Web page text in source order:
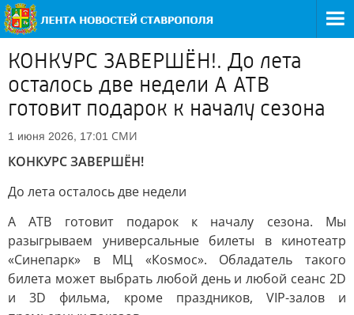
КОНКУРС ЗАВЕРШЁН!. До лета
осталось две недели А АТВ
готовит подарок к началу сезона
1 июня 2026, 17:01 СМИ
КОНКУРС ЗАВЕРШЁН!
До лета осталось две недели
А АТВ готовит подарок к началу сезона. Мы
разыгрываем универсальные билеты в кинотеатр
«Синепарк» в МЦ «Коsмос». Обладатель такого
билета может выбрать любой день и любой сеанс 2D
и 3D фильма, кроме праздников, VIP-залов и